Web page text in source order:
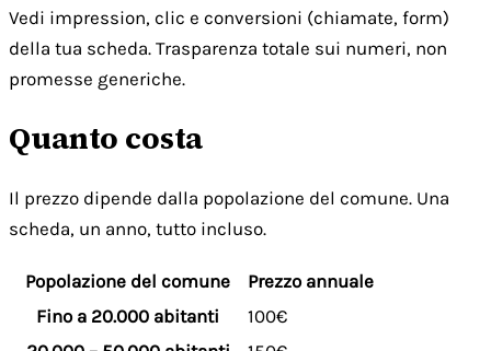
Vedi impression, clic e conversioni (chiamate, form)
della tua scheda. Trasparenza totale sui numeri, non
promesse generiche.
Quanto costa
Il prezzo dipende dalla popolazione del comune. Una
scheda, un anno, tutto incluso.
Popolazione del comune
Prezzo annuale
Fino a 20.000 abitanti
100€